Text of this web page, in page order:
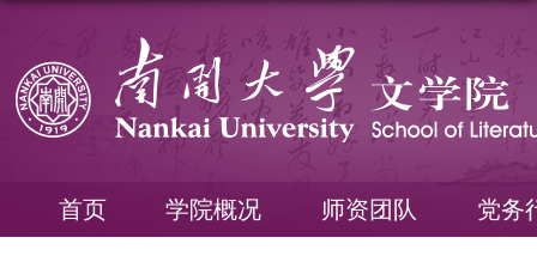
首页 学院概况 师资团队 党务